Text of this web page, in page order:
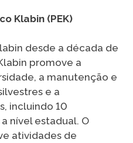
Klabin (PEK)
desde a década de
promove a
a manutenção e
e a
incluindo 10
nível estadual. O
atividades de